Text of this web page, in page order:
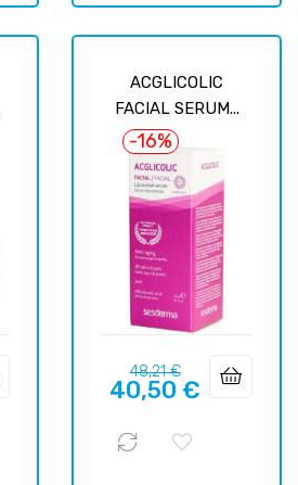
ACGLICOLIC
FACIAL SERUM...
-16%
Prix
habituel
48,21 €Prix
40,50 €